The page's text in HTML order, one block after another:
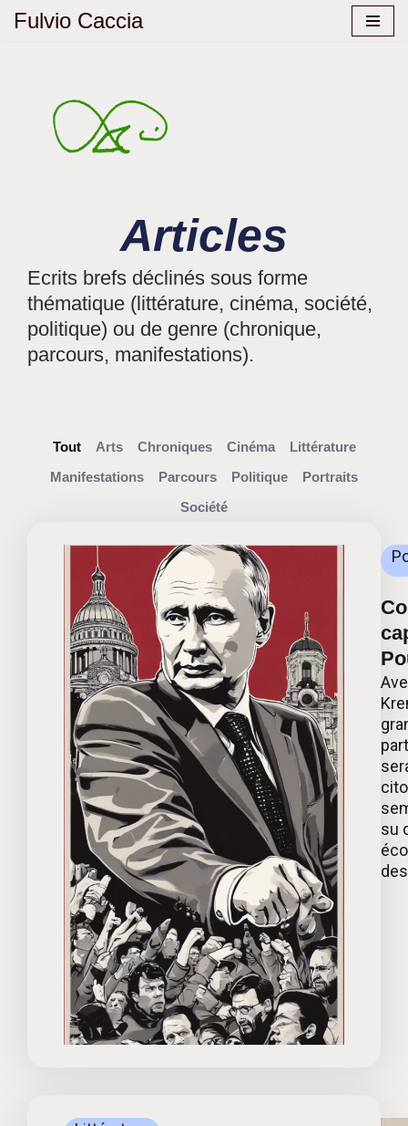
Fulvio Caccia
Articles
Ecrits brefs déclinés sous forme
thématique (littérature, cinéma, société,
politique) ou de genre (chronique,
parcours, manifestations).
Arts Chroniques Cinéma
Littérature
Manifestations
Parcours Politique
Portraits
Société
Tout
su